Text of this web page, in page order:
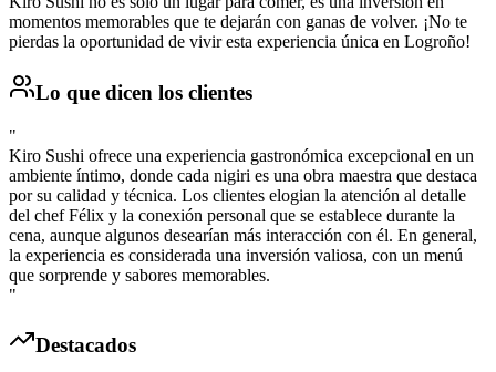
momentos memorables que te dejarán con ganas de volver. ¡No te
pierdas la oportunidad de vivir esta experiencia única en Logroño!
Lo que dicen los clientes
"
Kiro Sushi ofrece una experiencia gastronómica excepcional en un
ambiente íntimo, donde cada nigiri es una obra maestra que destaca
por su calidad y técnica. Los clientes elogian la atención al detalle
del chef Félix y la conexión personal que se establece durante la
cena, aunque algunos desearían más interacción con él. En general,
la experiencia es considerada una inversión valiosa, con un menú
que sorprende y sabores memorables.
"
Destacados